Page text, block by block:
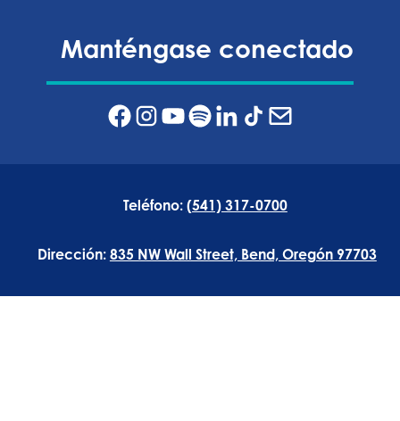
Manténgase conectado
Teléfono: (541) 317-0700
Dirección: 835 NW Wall Street, Bend, Oregón 97703